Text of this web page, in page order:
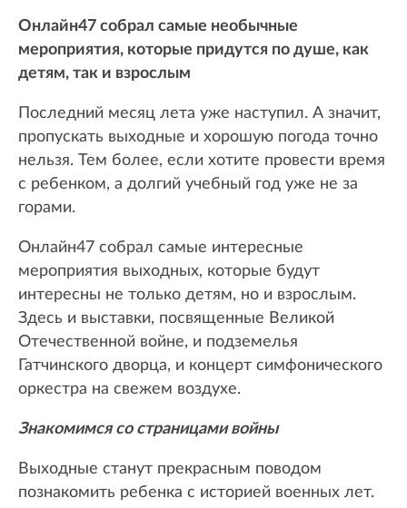
Онлайн47 собрал самые необычные
мероприятия, которые придутся по душе, как
детям, так и взрослым
Последний месяц лета уже наступил. А значит,
пропускать выходные и хорошую погода точно
нельзя. Тем более, если хотите провести время
с ребенком, а долгий учебный год уже не за
горами.
Онлайн47 собрал самые интересные
мероприятия выходных, которые будут
интересны не только детям, но и взрослым.
Здесь и выставки, посвященные Великой
Отечественной войне, и подземелья
Гатчинского дворца, и концерт симфонического
оркестра на свежем воздухе.
Знакомимся со страницами войны
Выходные станут прекрасным поводом
познакомить ребенка с историей военных лет.